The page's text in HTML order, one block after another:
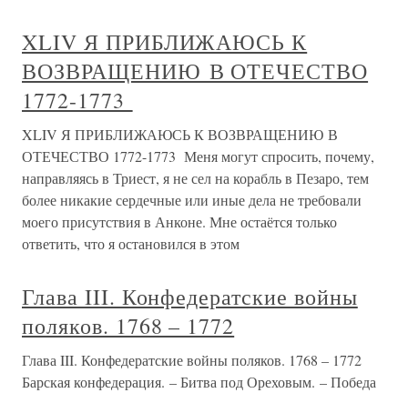
XLIV Я ПРИБЛИЖАЮСЬ К
ВОЗВРАЩЕНИЮ В ОТЕЧЕСТВО
1772-1773
XLIV Я ПРИБЛИЖАЮСЬ К ВОЗВРАЩЕНИЮ В
ОТЕЧЕСТВО 1772-1773 Меня могут спросить, почему,
направляясь в Триест, я не сел на корабль в Пезаро, тем
более никакие сердечные или иные дела не требовали
моего присутствия в Анконе. Мне остаётся только
ответить, что я остановился в этом
Глава III. Конфедератские войны
поляков. 1768 – 1772
Глава III. Конфедератские войны поляков. 1768 – 1772
Барская конфедерация. – Битва под Ореховым. – Победа